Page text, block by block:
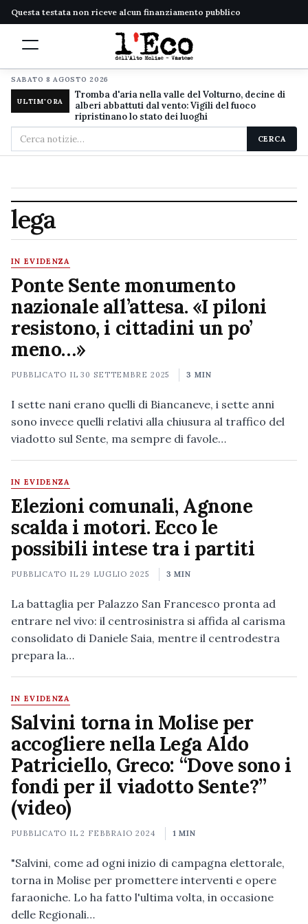
Questa testata non riceve alcun finanziamento pubblico
SABATO 8 AGOSTO 2026
ULTIM'ORA
Tromba d'aria nella valle del Volturno, decine di
alberi abbattuti dal vento: Vigili del fuoco
ripristinano lo stato dei luoghi
Cerca
nel
CERCA
lega
IN EVIDENZA
Ponte Sente monumento
nazionale all’attesa. «I piloni
resistono, i cittadini un po’
meno…»
PUBBLICATO IL30 SETTEMBRE 2025 3 MIN
I sette nani erano quelli di Biancaneve, i sette anni
sono invece quelli relativi alla chiusura al traffico del
viadotto sul Sente, ma sempre di favole…
IN EVIDENZA
Elezioni comunali, Agnone
scalda i motori. Ecco le
possibili intese tra i partiti
PUBBLICATO IL29 LUGLIO 2025 3 MIN
La battaglia per Palazzo San Francesco pronta ad
entrare nel vivo: il centrosinistra si affida al carisma
consolidato di Daniele Saia, mentre il centrodestra
prepara la…
IN EVIDENZA
Salvini torna in Molise per
accogliere nella Lega Aldo
Patriciello, Greco: “Dove sono i
fondi per il viadotto Sente?”
(video)
PUBBLICATO IL2 FEBBRAIO 2024 1 MIN
"Salvini, come ad ogni inizio di campagna elettorale,
torna in Molise per promettere interventi e opere
faraoniche. Lo ha fatto l'ultima volta, in occasione
delle Regionali…